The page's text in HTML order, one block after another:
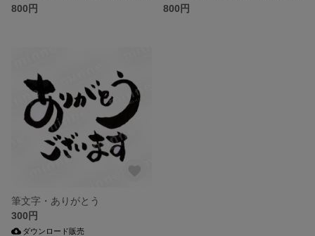
800円
800円
筆文字・ありがとう
300円
ダウンロード販売